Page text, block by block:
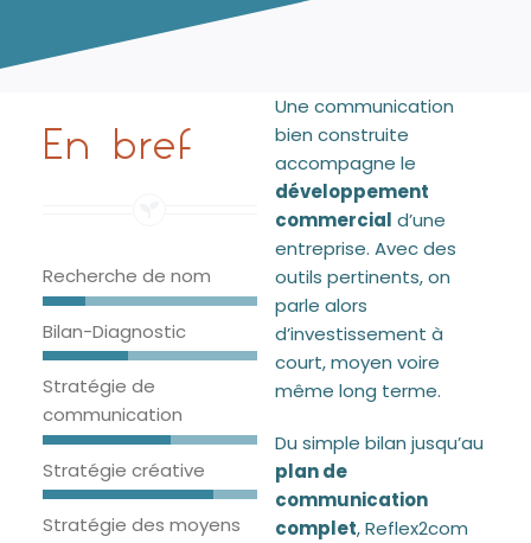
En bref
Recherche de nom
Bilan-Diagnostic
Stratégie de
communication
Stratégie créative
Stratégie des moyens
Une communication
bien construite
accompagne le
développement
commercial d’une
entreprise. Avec des
outils pertinents, on
parle alors
d’investissement à
court, moyen voire
même long terme.
Du simple bilan jusqu’au
plan de
communication
complet, Reflex2com